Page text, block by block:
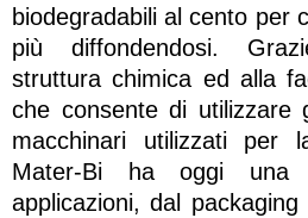
biodegradabili al cento per
più diffondendosi.
struttura chimica ed alla
che consente di utilizzare
macchinari utilizzati per
Mater-Bi ha oggi una
applicazioni, dal packaging